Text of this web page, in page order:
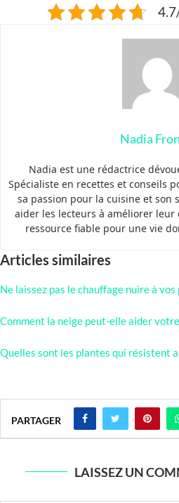
Nadia
Nadia est une rédactrice
Spécialiste en recettes et conseils
sa passion pour la cuisine et
aider les lecteurs à améliorer
ressource fiable pour une vie
Articles similaires
Ne laissez pas le chauffage nuire à
Comment la neige peut-elle aider
Quelles sont les plantes qui résistent
PARTAGER
LAISSEZ UN